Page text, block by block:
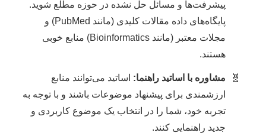
پیشرفت‌ها و مسائل حل نشده در حوزه مطلع شوید.
پایگاه‌های داده مقالات کلیدی (مانند PubMed) و
مجلات معتبر (مانند Bioinformatics) منابع خوبی
هستند.
مشاوره با اساتید راهنما: اساتید می‌توانند منابع
ارزشمندی برای پیشنهاد موضوعات باشند و با توجه به
تجربه خود، شما را در انتخاب یک موضوع کاربردی و
جدید راهنمایی کنند.